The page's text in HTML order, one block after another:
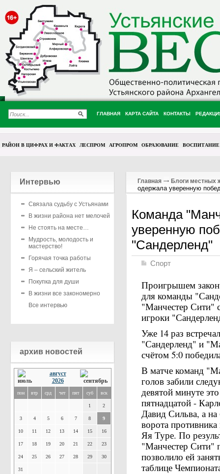
ГЛАВНАЯ КАРТА САЙТА КОНТАКТЫ
РАЙОН В ЦИФРАХ И ФАКТАХ ЛЕСПРОМ АГРОПРОМ ОБРАЗОВАНИЕ ВОСПИТАНИЕ
Интервью
Связала судьбу с Устьянами
В жизни района нет мелочей
Не стоять на месте…
Мудрость, молодость и
мастерство!
Горячая точка работы
Я – сельский житель
Покупка для души
В жизни все закономерно
Все интервью
архив новостей
август
2026
пон втр срд чет пят суб вск
1 2
3 4 5 6 7 8 9
10 11 12 13 14 15 16
17 18 19 20 21 22 23
24 25 26 27 28 29 30
31
Главная Блоги местных
одержала уверенную
Команда
уверенную
"Сандерленд"
Спорт
Проигрышем
для команды
"Манчестер Сити"
игроки
Уже 14 раз
"Сандерленд" и
счётом 5:0
В матче команд
голов забили
девятой минуте
пятнадцатой -
Давид Сильва, а
ворота противника
Яя Туре. По
"Манчестер Сити"
позволило ей
таблице